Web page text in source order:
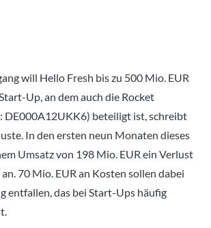
will Hello Fresh bis zu 500 Mio. EUR
Up, an dem auch die Rocket
DE000A12UKK6) beteiligt ist, schreibt
In den ersten neun Monaten dieses
Umsatz von 198 Mio. EUR ein Verlust
70 Mio. EUR an Kosten sollen dabei
entfallen, das bei Start-Ups häufig